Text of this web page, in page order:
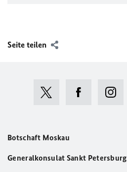
Seite teilen
Botschaft Moskau
Generalkonsulat Sankt Petersburg